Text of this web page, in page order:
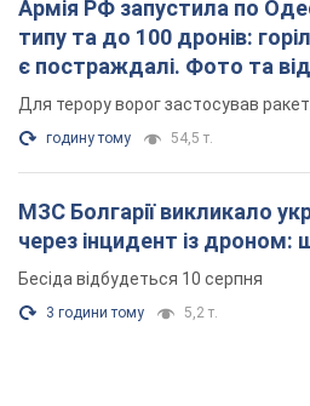
Армія РФ запустила по
типу та до 100 дронів:
є постраждалі. Фото та
Для терору ворог застосував
годину тому 54,5 т.
МЗС Болгарії викликало
через інцидент із дроном:
Бесіда відбудеться 10 серпня
3 години тому 5,2 т.